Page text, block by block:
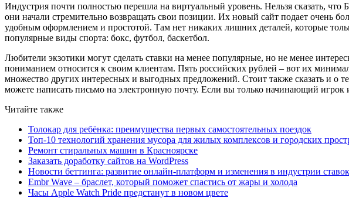
Индустрия почти полностью перешла на виртуальный уровень. Нельзя сказать,
они начали стремительно возвращать свои позиции. Их новый сайт подает очень
удобным оформлением и простотой. Там нет никаких лишних деталей, которые
популярные виды спорта: бокс, футбол, баскетбол.
Любители экзотики могут сделать ставки на менее популярные, но не менее
пониманием относится к своим клиентам. Пять российских рублей – вот их
множество других интересных и выгодных предложений. Стоит также сказать и о
можете написать письмо на электронную почту. Если вы только начинающий
Читайте также
Толокар для ребёнка: преимущества первых самостоятельных поездок
Топ-10 технологий хранения мусора для жилых комплексов и городских
Ремонт стиральных машин в Красноярске
Заказать доработку сайтов на WordPress
Новости беттинга: развитие онлайн-платформ и изменения в индустрии ставок
Embr Wave – браслет, который поможет спастись от жары и холода
Часы Apple Watch Pride предстанут в новом цвете